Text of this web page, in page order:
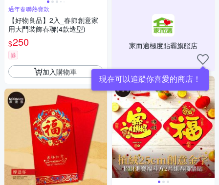
過年春聯熱賣款
【好物良品】2入_春節創意家
用大門裝飾春聯(4款造型)
$250
券
加入購物車
家而適極度貼霸旗艦店